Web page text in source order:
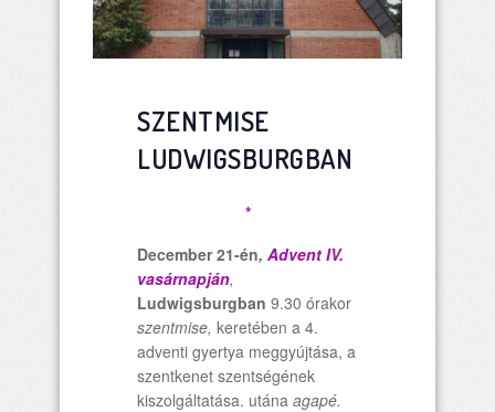
SZENTMISE
LUDWIGSBURGBAN
*
December 21-én, Advent IV.
vasárnapján,
Ludwigsburgban 9.30 órakor
szentmise, keretében a 4.
adventi gyertya meggyújtása, a
szentkenet szentségének
kiszolgáltatása. utána agapé.